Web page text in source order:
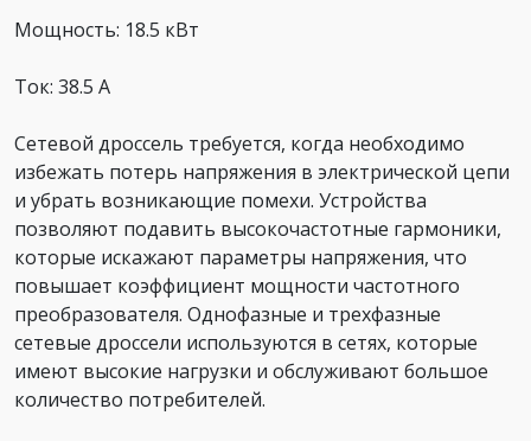
Мощность: 18.5 кВт
Ток: 38.5 А
Сетевой дроссель требуется, когда необходимо
избежать потерь напряжения в электрической цепи
и убрать возникающие помехи. Устройства
позволяют подавить высокочастотные гармоники,
которые искажают параметры напряжения, что
повышает коэффициент мощности частотного
преобразователя. Однофазные и трехфазные
сетевые дроссели используются в сетях, которые
имеют высокие нагрузки и обслуживают большое
количество потребителей.